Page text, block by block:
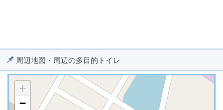
周辺地図・周辺の多目的トイレ
+
−